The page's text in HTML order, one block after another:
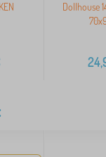
Dollhouse